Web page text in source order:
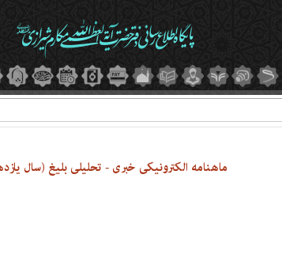
ماهنامه الکترونیکی خبری - تحلیلی بلیغ (سال